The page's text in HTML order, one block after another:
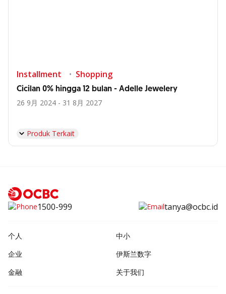
Installment Shopping
Cicilan 0% hingga 12 bulan - Adelle Jewelery
26 9月 2024 - 31 8月 2027
Produk Terkait
1500-999 tanya@ocbc.id
个人
中小
企业
伊斯兰数字
金融
关于我们